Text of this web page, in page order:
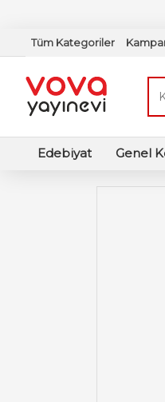
Tüm Kategoriler
Edebiyat Genel